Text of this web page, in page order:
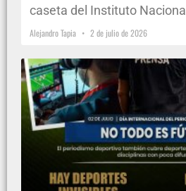
caseta del Instituto Nacional
Alejandro Tapia 2 de julio de 2026